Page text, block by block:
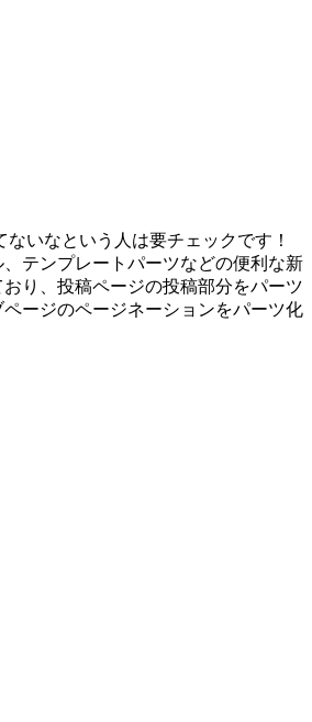
ないなという人は要チェックです！
テンプレートパーツなどの便利な新
り、投稿ページの投稿部分をパーツ
ージのページネーションをパーツ化